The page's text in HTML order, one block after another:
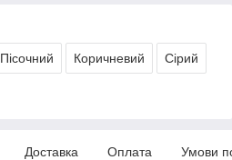
Пісочний Коричневий Сірий
Доставка Оплата Умови